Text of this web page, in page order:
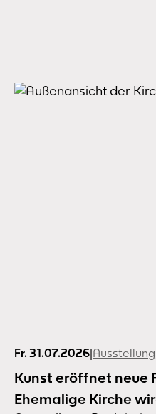
Fr. 31.07.2026|Ausstellung
Kunst eröffnet neue
Ehemalige Kirche